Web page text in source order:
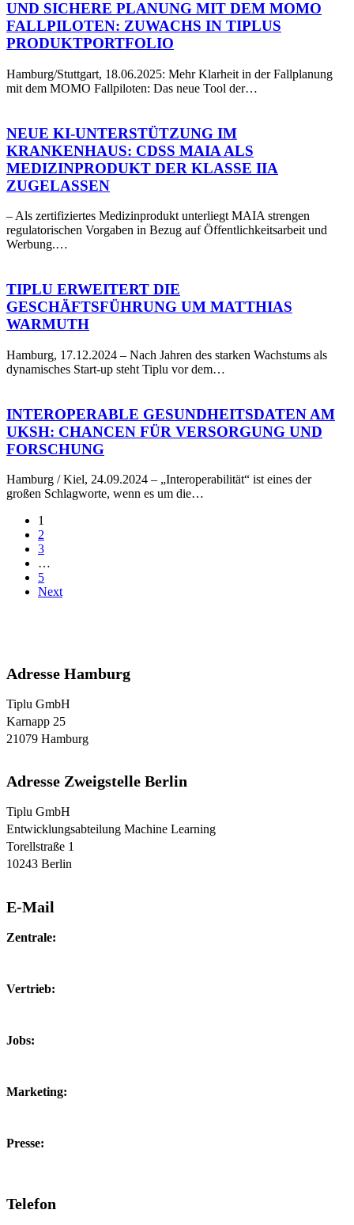
Fallpiloten:
Zuwachs
in
Produktportfolio
UND SICHERE PLANUNG MIT DEM MOMO
FALLPILOTEN: ZUWACHS IN TIPLUS
PRODUKTPORTFOLIO
Hamburg/Stuttgart, 18.06.2025: Mehr Klarheit in der Fallplanung
mit dem MOMO Fallpiloten: Das neue Tool der…
Unterstützung
im
Krankenhaus:
CDSS
MAIA
Medizinprodukt
der
Klasse
NEUE KI-UNTERSTÜTZUNG IM
KRANKENHAUS: CDSS MAIA ALS
MEDIZINPRODUKT DER KLASSE IIA
ZUGELASSEN
– Als zertifiziertes Medizinprodukt unterliegt MAIA strengen
regulatorischen Vorgaben in Bezug auf Öffentlichkeitsarbeit und
Werbung.…
die
Geschäftsführung
um
Matthias
TIPLU ERWEITERT DIE
GESCHÄFTSFÜHRUNG UM MATTHIAS
WARMUTH
Hamburg, 17.12.2024 – Nach Jahren des starken Wachstums als
dynamisches Start-up steht Tiplu vor dem…
am
UKSH:
Chancen
für
und
Forschung
INTEROPERABLE GESUNDHEITSDATEN AM
UKSH: CHANCEN FÜR VERSORGUNG UND
FORSCHUNG
Hamburg / Kiel, 24.09.2024 – „Interoperabilität“ ist eines der
großen Schlagworte, wenn es um die…
1
2
3
…
5
Next
Adresse Hamburg
Tiplu GmbH
Karnapp 25
21079 Hamburg
Adresse Zweigstelle Berlin
Tiplu GmbH
Entwicklungsabteilung Machine Learning
Torellstraße 1
10243 Berlin
E-Mail
Zentrale:
Vertrieb:
Jobs:
Marketing:
Presse:
Telefon